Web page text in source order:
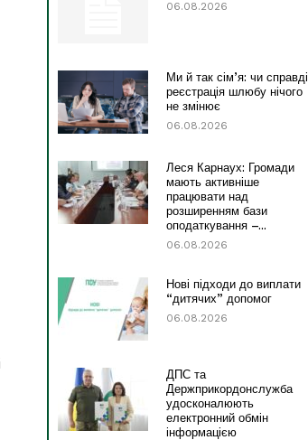
06.08.2026
Ми й так сім’я: чи справді
реєстрація шлюбу нічого
не змінює
06.08.2026
Леся Карнаух: Громади
мають активніше
працювати над
розширенням бази
оподаткування –...
06.08.2026
Нові підходи до виплати
“дитячих” допомог
06.08.2026
ДПС та
Держприкордонслужба
удосконалюють
електронний обмін
інформацією